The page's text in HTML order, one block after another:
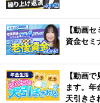
【動画
資金セミ
【動画
ます。年
天引きさ